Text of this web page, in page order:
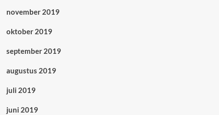
november 2019
oktober 2019
september 2019
augustus 2019
juli 2019
juni 2019